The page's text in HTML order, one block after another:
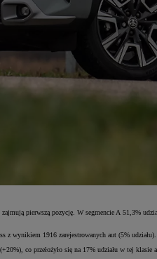
pierwszą pozycję. W segmencie A 51,3%
z wynikiem 1916 zarejestrowanych aut (5% udziału).
co przełożyło się na 17% udziału w tej klasie